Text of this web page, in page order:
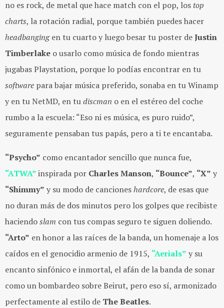
no es rock, de metal que hace match con el pop, los top
charts, la rotación radial, porque también puedes hacer
headbangingen tu cuarto y luego besar tu poster deJustin
Timberlake o usarlo como música de fondo mientras
jugabas Playstation, porque lo podías encontrar en tu
software para bajar música preferido, sonaba en tu Winamp
y en tu NetMD, en tudiscman o en el estéreo del coche
rumbo a la escuela: “Eso ni es música, es puro ruido”,
seguramente pensaban tus papás, pero a ti te encantaba.
“Psycho” como encantador sencillo que nunca fue,
“ATWA”inspirada por CharlesManson, “Bounce”, “X” y
“Shimmy” y su modo de cancioneshardcore, de esas que
no duran más de dos minutos pero los golpes que recibiste
haciendoslam con tus compas seguro te siguen doliendo.
“Arto” en honor a las raíces de la banda, un homenaje a los
caídos en el genocidio armenio de 1915, “Aerials” y su
encanto sinfónico e inmortal, el afán de la banda de sonar
como un bombardeo sobre Beirut, pero eso sí, armonizado
perfectamente al estilo de The Beatles.